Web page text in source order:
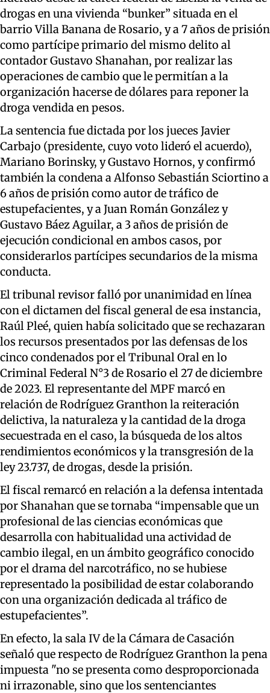
drogas en una vivienda “bunker” situada en el
barrio Villa Banana de Rosario, y a 7 años de prisión
como partícipe primario del mismo delito al
contador Gustavo Shanahan, por realizar las
operaciones de cambio que le permitían a la
organización hacerse de dólares para reponer la
droga vendida en pesos.
La sentencia fue dictada por los jueces Javier
Carbajo (presidente, cuyo voto lideró el acuerdo),
Mariano Borinsky, y Gustavo Hornos, y confirmó
también la condena a Alfonso Sebastián Sciortino a
6 años de prisión como autor de tráfico de
estupefacientes, y a Juan Román González y
Gustavo Báez Aguilar, a 3 años de prisión de
ejecución condicional en ambos casos, por
considerarlos partícipes secundarios de la misma
conducta.
El tribunal revisor falló por unanimidad en línea
con el dictamen del fiscal general de esa instancia,
Raúl Pleé, quien había solicitado que se rechazaran
los recursos presentados por las defensas de los
cinco condenados por el Tribunal Oral en lo
Criminal Federal N°3 de Rosario el 27 de diciembre
de 2023. El representante del MPF marcó en
relación de Rodríguez Granthon la reiteración
delictiva, la naturaleza y la cantidad de la droga
secuestrada en el caso, la búsqueda de los altos
rendimientos económicos y la transgresión de la
ley 23.737, de drogas, desde la prisión.
El fiscal remarcó en relación a la defensa intentada
por Shanahan que se tornaba “impensable que un
profesional de las ciencias económicas que
desarrolla con habitualidad una actividad de
cambio ilegal, en un ámbito geográfico conocido
por el drama del narcotráfico, no se hubiese
representado la posibilidad de estar colaborando
con una organización dedicada al tráfico de
estupefacientes”.
En efecto, la sala IV de la Cámara de Casación
señaló que respecto de Rodríguez Granthon la pena
impuesta "no se presenta como desproporcionada
ni irrazonable, sino que los sentenciantes